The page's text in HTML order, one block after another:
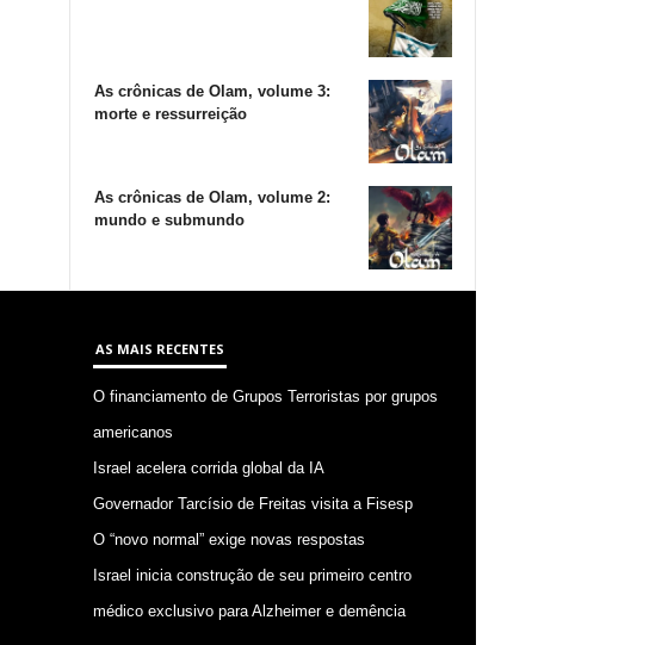
As crônicas de Olam, volume 3:
morte e ressurreição
As crônicas de Olam, volume 2:
mundo e submundo
AS MAIS RECENTES
O financiamento de Grupos Terroristas por grupos
americanos
Israel acelera corrida global da IA
Governador Tarcísio de Freitas visita a Fisesp
O “novo normal” exige novas respostas
Israel inicia construção de seu primeiro centro
médico exclusivo para Alzheimer e demência